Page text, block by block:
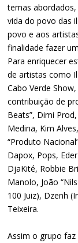
temas
vida do povo das
povo e aos
finalidade fazer
Para enriquecer
de artistas como
Cabo Verde
contribuição de
Beats”, Dimi
Medina, Kim
“Produto
Dapox, Pops,
DjaKité, Robbie
Manolo, João
100 Juiz), Dzenh
Teixeira.
Assim o grupo